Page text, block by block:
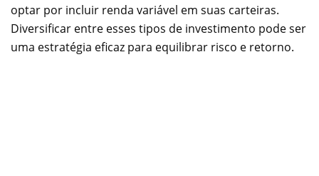
optar por incluir renda variável em suas carteiras.
Diversificar entre esses tipos de investimento pode ser
uma estratégia eficaz para equilibrar risco e retorno.